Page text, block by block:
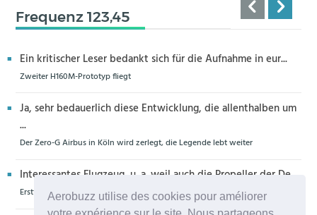
Aerobuzz utilise des cookies pour améliorer
Frequenz 123,45
Ein kritischer Leser bedankt sich für die Aufnahme in eur...
Zweiter H160M-Prototyp fliegt
Ja, sehr bedauerlich diese Entwicklung, die allenthalben um
...
Der Zero-G Airbus in Köln wird zerlegt, die Legende lebt weiter
Interessantes Flugzeug, u. a. weil auch die Propeller der De...
Erstflug der Piper Seminole DX mit DeltaHawk-Motoren